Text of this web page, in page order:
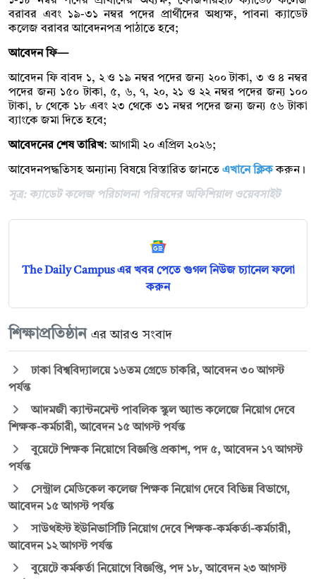
বরাবর এবং ১৯-৩১ নম্বর পদের প্রার্থীদের অধ্যক্ষ, পাবনা ক্যাডেট
কলেজ বরাবর আবেদনপত্র পাঠাতে হবে;
আবেদন ফি—
আবেদন ফি বাবদ ১, ২ ও ১৯ নম্বর পদের জন্য ২০০ টাকা, ৩ ও ৪ নম্বর
পদের জন্য ১৫০ টাকা, ৫, ৬, ৭, ২০, ২১ ও ২২ নম্বর পদের জন্য ১০০
টাকা, ৮ থেকে ১৮ এবং ২৩ থেকে ৩১ নম্বর পদের জন্য জন্য ৫৬ টাকা
ব্যাংকে জমা দিতে হবে;
আবেদনের শেষ তারিখ: আগামী ২০ এপ্রিল ২০২৬;
আবেদনপদ্ধতিসহ অন্যান্য বিষয়ে বিস্তারিত জানতে এখানে ক্লিককরুন।
সূত্র: ক্যাডেট কলেজ পরিচালনা পরিষদের অফিশিয়াল ওয়েবসাইট
The Daily Campus এর খবর পেতে গুগল নিউজ চ্যানেল ফলো
করুন
শিক্ষাপ্রতিষ্ঠান এর আরও সংবাদ
ঢাকা বিশ্ববিদ্যালয়ে ১৬তম গ্রেডে চাকরি, আবেদন ৩০ আগস্ট
পর্যন্ত
আদমজী ক্যান্টনমেন্ট পাবলিক স্কুল অ্যান্ড কলেজে নিয়োগ দেবে
শিক্ষক-কর্মচারী, আবেদন ১৫ আগস্ট পর্যন্ত
বুয়েটে শিক্ষক নিয়োগে বিজ্ঞপ্তি প্রকাশ, পদ ৫, আবেদন ১৭ আগস্ট
পর্যন্ত
সেন্ট্রাল মেডিকেল কলেজ শিক্ষক নিয়োগ দেবে বিভিন্ন বিভাগে,
আবেদন ১৫ আগস্ট পর্যন্ত
সাউথইস্ট ইউনিভার্সিটি নিয়োগ দেবে শিক্ষক-কর্মকর্তা-কর্মচারী,
আবেদন ১২ আগস্ট পর্যন্ত
বুয়েটে কর্মকর্তা নিয়োগে বিজ্ঞপ্তি, পদ ১৮, আবেদন ২৩ আগস্ট